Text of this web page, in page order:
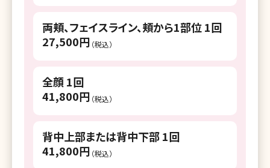
湘南美容クリニック 金沢院
湘南美容クリニック 甲府院
湘南美容クリニック 岐阜院
湘南美容クリニック 静岡院
両頬、フェイスライン、頬から1部位 1回
27,500円 （税込）
全顔 1回
41,800円 （税込）
背中上部または背中下部 1回
41,800円 （税込）